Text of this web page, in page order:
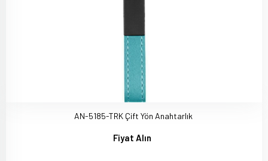
AN-5185-TRK Çift Yön Anahtarlık
Fiyat Alın